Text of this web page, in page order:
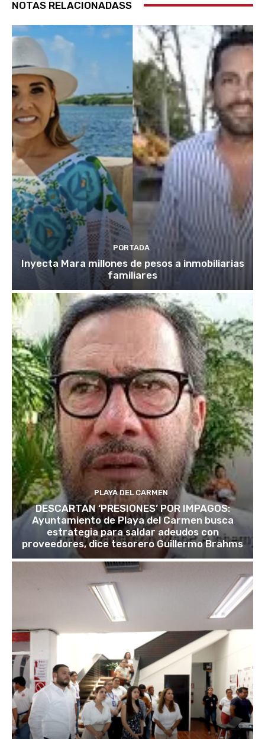
NOTAS RELACIONADASS
PORTADA
Inyecta Mara millones de pesos a inmobiliarias
familiares
PLAYA DEL CARMEN
DESCARTAN ‘PRESIONES’ POR IMPAGOS:
Ayuntamiento de Playa del Carmen busca
estrategia para saldar adeudos con
proveedores, dice tesorero Guillermo Brahms